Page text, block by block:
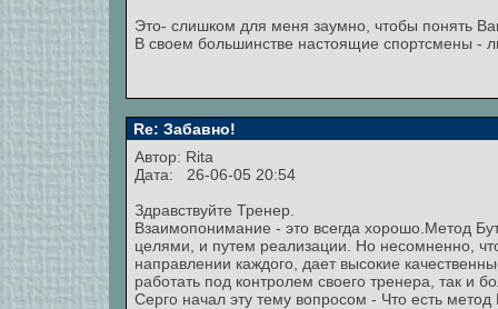
Это- слишком для меня заумно, чтобы понять
В своем большинстве настоящие спортсмены -
Re: Забавно!
Автор: Rita
Дата: 26-06-05 20:54
Здравствуйте Тренер.
Взаимопонимание - это всегда хорошо.Метод
целями, и путем реализации. Но несомненно,
направлении каждого, дает высокие
работать под контролем своего тренера, так и
Серго начал эту тему вопросом - Что есть метод